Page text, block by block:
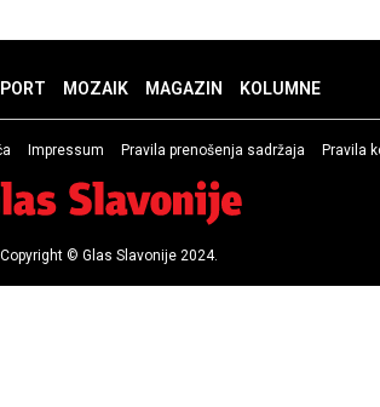
MOZAIK MAGAZIN KOLUMNE
Impressum Pravila prenošenja sadržaja Pravila
Copyright © Glas Slavonije 2024.